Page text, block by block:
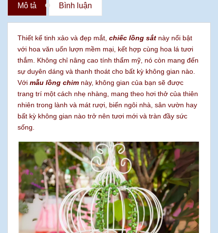
Mô tả Bình luận
Thiết kế tinh xảo và đẹp mắt, chiếc lồng sắt này nổi bật
với hoa văn uốn lượn mềm mại, kết hợp cùng hoa lá tươi
thắm. Không chỉ nâng cao tính thẩm mỹ, nó còn mang đến
sự duyên dáng và thanh thoát cho bất kỳ không gian nào.
Với mẫu lồng chim này, không gian của bạn sẽ được
trang trí một cách nhẹ nhàng, mang theo hơi thở của thiên
nhiên trong lành và mát rượi, biến ngôi nhà, sân vườn hay
bất kỳ không gian nào trở nên tươi mới và tràn đầy sức
sống.